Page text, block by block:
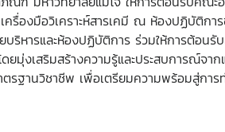
ครื่องมือวิเคราะห์สารเคมี ณ ห้องปฏิบัติ
หารและห้องปฏิบัติการ ร่วมให้การต้อน
งเสริมสร้างความรู้และประสบการณ์จา
ตรฐานวิชาชีพ เพื่อเตรียมความพร้อมสู่ก